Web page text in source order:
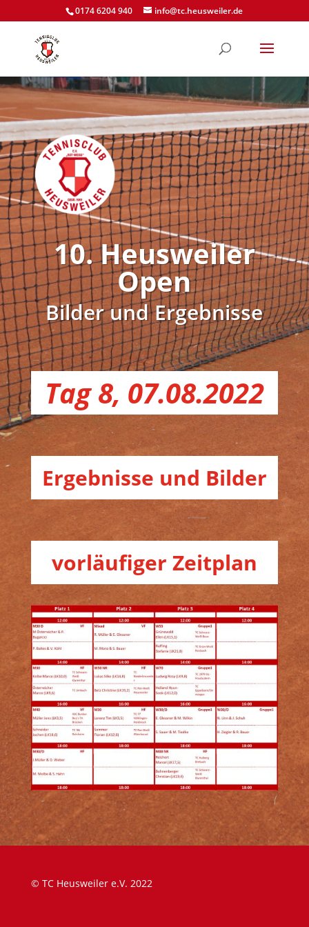
0174 6204 940 info@tc.heusweiler.de
10. Heusweiler
Open
Bilder und Ergebnisse
Tag 8, 07.08.2022
Ergebnisse und Bilder
vorläufiger Zeitplan
© TC Heusweiler e.V. 2022